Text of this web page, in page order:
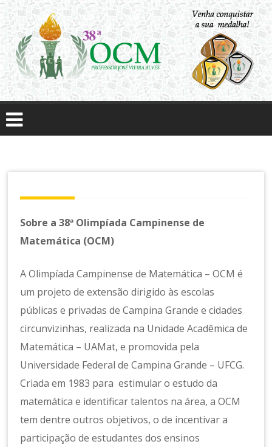
Skip
to
content
O
li
a
a
a
m
pi
n
n
s
e
d
e
M
at
e
m
át
ic
a
Sobre a 38ª Olimpíada Campinense de
Matemática (OCM)
A Olimpíada Campinense de Matemática – OCM é
um projeto de extensão dirigido às escolas
públicas e privadas de Campina Grande e cidades
circunvizinhas, realizada na Unidade Acadêmica de
Matemática – UAMat, e promovida pela
Universidade Federal de Campina Grande – UFCG.
Criada em 1983 para estimular o estudo da
matemática e identificar talentos na área, a OCM
tem dentre outros objetivos, o de incentivar a
participação de estudantes dos ensinos